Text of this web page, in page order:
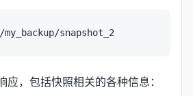
应，包括快照相关的各种信息：